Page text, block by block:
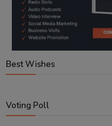
Best Wishes
Voting Poll